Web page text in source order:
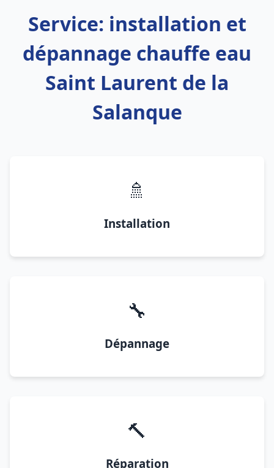
Service: installation et
dépannage chauffe eau
Saint Laurent de la
Salanque
🚿
Installation
🔧
Dépannage
🔨
Réparation